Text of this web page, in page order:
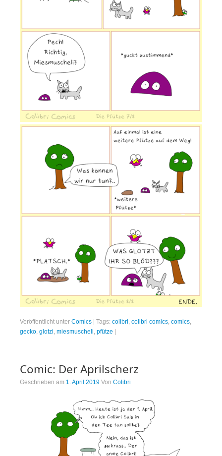
Veröffentlicht unter Comics Tags: colibri, colibri comics, comics,
gecko, glotzi, miesmuscheli, pfütze
Comic: Der Aprilscherz
Geschrieben am 1. April 2019 Von Colibri